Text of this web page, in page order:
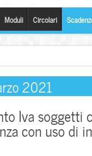
Moduli Circolari
2021
Iva soggetti
con uso di